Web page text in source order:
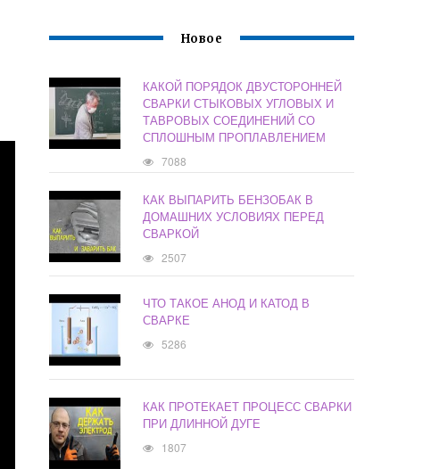
Новое
КАКОЙ ПОРЯДОК ДВУСТОРОННЕЙ
СВАРКИ СТЫКОВЫХ УГЛОВЫХ И
ТАВРОВЫХ СОЕДИНЕНИЙ СО
СПЛОШНЫМ ПРОПЛАВЛЕНИЕМ
7088
КАК ВЫПАРИТЬ БЕНЗОБАК В
ДОМАШНИХ УСЛОВИЯХ ПЕРЕД
СВАРКОЙ
2507
ЧТО ТАКОЕ АНОД И КАТОД В
СВАРКЕ
5286
КАК ПРОТЕКАЕТ ПРОЦЕСС СВАРКИ
ПРИ ДЛИННОЙ ДУГЕ
1807